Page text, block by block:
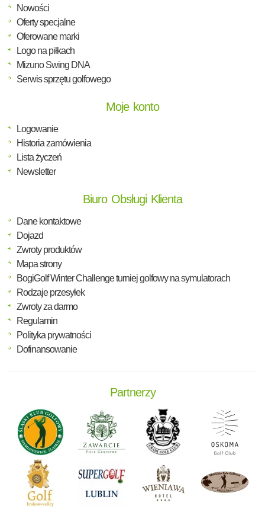
Nowości
Oferty specjalne
Oferowane marki
Logo na piłkach
Mizuno Swing DNA
Serwis sprzętu golfowego
Moje konto
Logowanie
Historia zamówienia
Lista życzeń
Newsletter
Biuro Obsługi Klienta
Dane kontaktowe
Dojazd
Zwroty produktów
Mapa strony
BogiGolf Winter Challenge turniej golfowy na symulatorach
Rodzaje przesyłek
Zwroty za darmo
Regulamin
Polityka prywatności
Dofinansowanie
Partnerzy